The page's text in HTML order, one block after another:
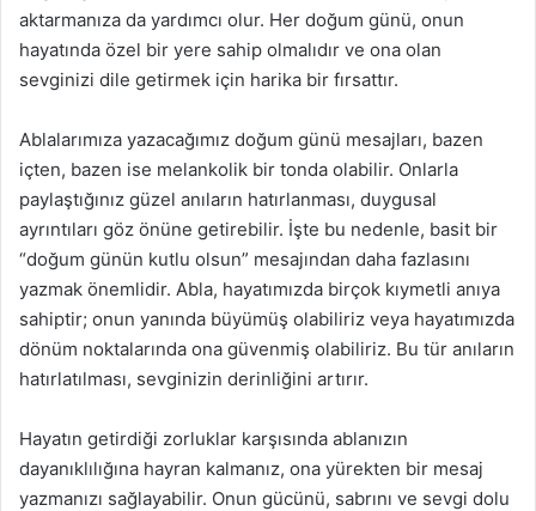
aktarmanıza da yardımcı olur. Her doğum günü, onun
hayatında özel bir yere sahip olmalıdır ve ona olan
sevginizi dile getirmek için harika bir fırsattır.
Ablalarımıza yazacağımız doğum günü mesajları, bazen
içten, bazen ise melankolik bir tonda olabilir. Onlarla
paylaştığınız güzel anıların hatırlanması, duygusal
ayrıntıları göz önüne getirebilir. İşte bu nedenle, basit bir
“doğum günün kutlu olsun” mesajından daha fazlasını
yazmak önemlidir. Abla, hayatımızda birçok kıymetli anıya
sahiptir; onun yanında büyümüş olabiliriz veya hayatımızda
dönüm noktalarında ona güvenmiş olabiliriz. Bu tür anıların
hatırlatılması, sevginizin derinliğini artırır.
Hayatın getirdiği zorluklar karşısında ablanızın
dayanıklılığına hayran kalmanız, ona yürekten bir mesaj
yazmanızı sağlayabilir. Onun gücünü, sabrını ve sevgi dolu